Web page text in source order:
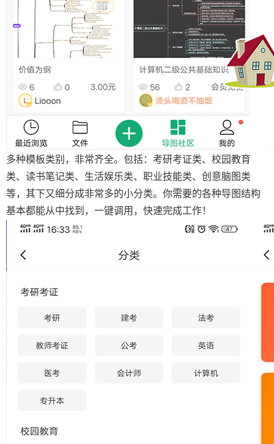
多种模板类别，非常齐全。包括：考研考证类、校园教育
类、读书笔记类、生活娱乐类、职业技能类、创意脑图类
等，其下又细分成非常多的小分类。你需要的各种导图结构
基本都能从中找到，一键调用，快速完成工作！